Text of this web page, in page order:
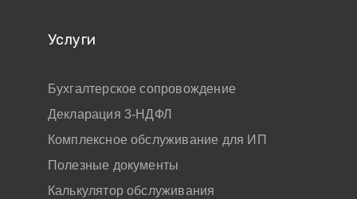
Услуги
Бухгалтерское сопровождение
Декларация 3-НДФЛ
Комплексное обслуживание для ИП
Полезные документы
Калькулятор обслуживания